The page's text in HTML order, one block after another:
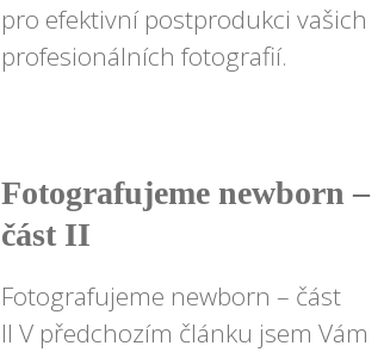
pro efektivní postprodukci vašich
profesionálních fotografií.
Fotografujeme newborn –
část II
Fotografujeme newborn – část
II V předchozím článku jsem Vám